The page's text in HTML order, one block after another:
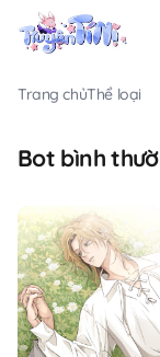
Trang chủThể loại
Bot bình